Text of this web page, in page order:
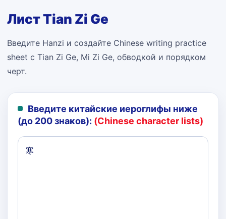
Лист Tian Zi Ge
Введите Hanzi и создайте Chinese writing practice
sheet с Tian Zi Ge, Mi Zi Ge, обводкой и порядком
черт.
Введите китайские иероглифы ниже
(до 200 знаков): (Chinese character lists)